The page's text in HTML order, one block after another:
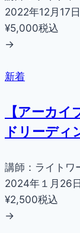
2022年12月17
¥5,000税込
→
新着
【アーカ
ドリーディ
講師：ライトワ
2024年１月26
¥2,500税込
→